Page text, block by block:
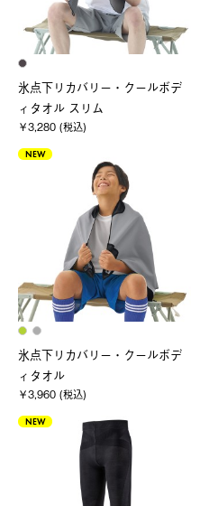
氷点下リカバリー・クールボデ
ィタオル スリム
￥3,280 (税込)
NEW
氷点下リカバリー・クールボデ
ィタオル
￥3,960 (税込)
NEW